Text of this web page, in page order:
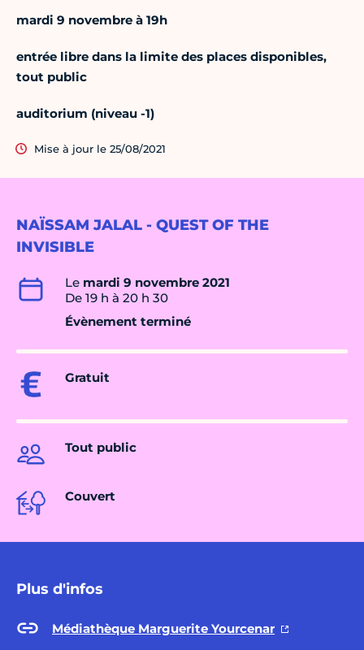
NAÏSSAM JALAL - QUEST OF THE
INVISIBLE
Le mardi 9 novembre 2021
De 19 h à 20 h 30
Évènement terminé
Gratuit
Tout public
Couvert
Plus d'infos
Médiathèque Marguerite Yourcenar
mardi 9 novembre à 19h
entrée libre dans la limite des places disponibles,
tout public
auditorium (niveau -1)
Mise à jour le 25/08/2021